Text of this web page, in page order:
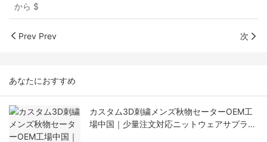
から $
Prev Prev 次
あなたにおすすめ
カスタム3D刺繍メンズ秋物セーターOEM工
場中国｜少量注文対応ニットウェアサプライ